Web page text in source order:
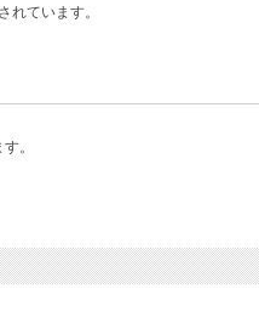
れています。
。